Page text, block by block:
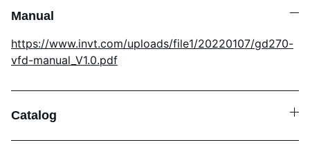
Manual
https://www.invt.com/uploads/file1/20220107/gd270-
vfd-manual_V1.0.pdf
Catalog